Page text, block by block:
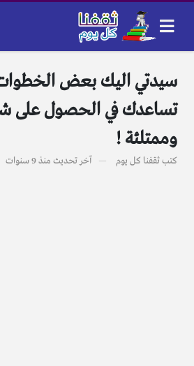
سيدتي اليك بعض
تساعدك في الحصول على
وممتلئة !
كتبثقفنا كل يوم آخر تحديث منذ 9 سنوات